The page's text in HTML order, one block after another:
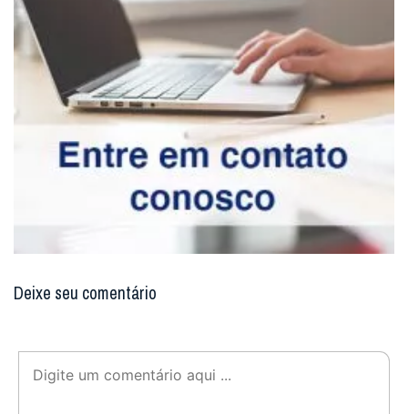
Deixe seu comentário